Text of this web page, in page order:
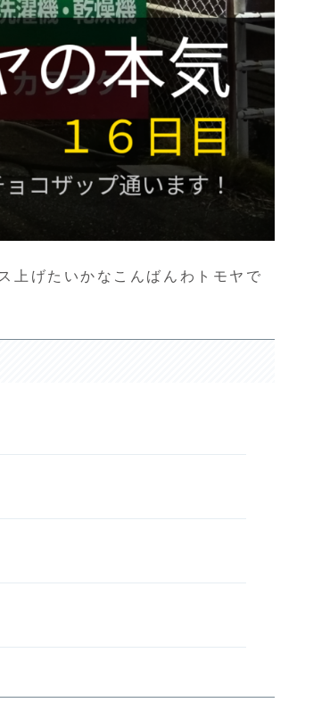
上げたいかなこんばんわトモヤで